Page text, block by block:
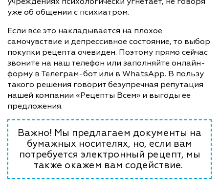
уже об общении с психиатром.
Если все это накладывается на плохое
самочувствие и депрессивное состояние, то выбор
покупки рецепта очевиден. Поэтому прямо сейчас
звоните на наш телефон или заполняйте онлайн-
форму в Телеграм-бот или в WhatsApp. В пользу
такого решения говорит безупречная репутация
нашей компании «Рецепты Всем» и выгоды ее
предложения.
Важно! Мы предлагаем документы на
бумажных носителях, но, если вам
потребуется электронный рецепт, мы
также окажем вам содействие.